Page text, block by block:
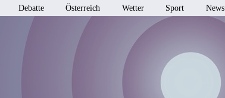
Debatte Österreich Wetter Sport News